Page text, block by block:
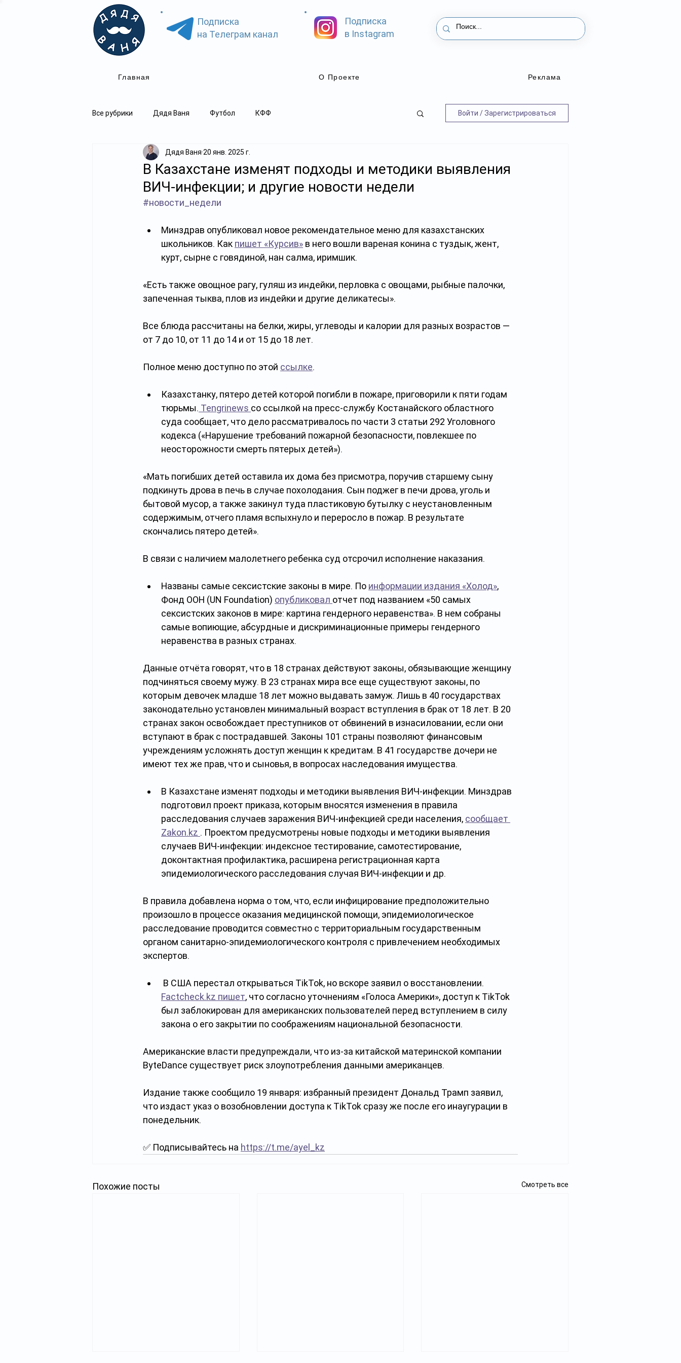
Подписка
на Телеграм канал
Главная
Подписка
в Instagram
О Проекте Реклама
Все рубрики Дядя Ваня Футбол КФФ Войти / Зарегистрироваться
В Казахстане изменят подходы и методики выявления
ВИЧ-инфекции; и другие новости недели
Дядя Ваня 20 янв. 2025 г.
#новости_недели
Минздрав опубликовал новое рекомендательное меню для казахстанских
школьников. Как пишет «Курсив» в него вошли вареная конина с туздык, жент,
курт, сырне с говядиной, нан салма, иримшик.
«Есть также овощное рагу, гуляш из индейки, перловка с овощами, рыбные палочки,
запеченная тыква, плов из индейки и другие деликатесы».
Все блюда рассчитаны на белки, жиры, углеводы и калории для разных возрастов —
от 7 до 10, от 11 до 14 и от 15 до 18 лет.
Полное меню доступно по этой ссылке.
Казахстанку, пятеро детей которой погибли в пожаре, приговорили к пяти годам
тюрьмы. Tengrinews со ссылкой на пресс-службу Костанайского областного
суда сообщает, что дело рассматривалось по части 3 статьи 292 Уголовного
кодекса («Нарушение требований пожарной безопасности, повлекшее по
неосторожности смерть пятерых детей»).
«Мать погибших детей оставила их дома без присмотра, поручив старшему сыну
подкинуть дрова в печь в случае похолодания. Сын поджег в печи дрова, уголь и
бытовой мусор, а также закинул туда пластиковую бутылку с неустановленным
содержимым, отчего пламя вспыхнуло и переросло в пожар. В результате
скончались пятеро детей».
В связи с наличием малолетнего ребенка суд отсрочил исполнение наказания.
Названы самые сексистские законы в мире. По информации издания «Холод»,
Фонд ООН (UN Foundation) опубликовал отчет под названием «50 самых
сексистских законов в мире: картина гендерного неравенства». В нем собраны
самые вопиющие, абсурдные и дискриминационные примеры гендерного
неравенства в разных странах.
Данные отчёта говорят, что в 18 странах действуют законы, обязывающие женщину
подчиняться своему мужу. В 23 странах мира все еще существуют законы, по
которым девочек младше 18 лет можно выдавать замуж. Лишь в 40 государствах
законодательно установлен минимальный возраст вступления в брак от 18 лет. В 20
странах закон освобождает преступников от обвинений в изнасиловании, если они
вступают в брак с пострадавшей. Законы 101 страны позволяют финансовым
учреждениям усложнять доступ женщин к кредитам. В 41 государстве дочери не
имеют тех же прав, что и сыновья, в вопросах наследования имущества.
В Казахстане изменят подходы и методики выявления ВИЧ-инфекции. Минздрав
подготовил проект приказа, которым вносятся изменения в правила
расследования случаев заражения ВИЧ-инфекцией среди населения, сообщает
Zakon.kz . Проектом предусмотрены новые подходы и методики выявления
случаев ВИЧ-инфекции: индексное тестирование, самотестирование,
доконтактная профилактика, расширена регистрационная карта
эпидемиологического расследования случая ВИЧ-инфекции и др.
В правила добавлена норма о том, что, если инфицирование предположительно
произошло в процессе оказания медицинской помощи, эпидемиологическое
расследование проводится совместно с территориальным государственным
органом санитарно-эпидемиологического контроля с привлечением необходимых
экспертов.
В США перестал открываться TikTok, но вскоре заявил о восстановлении.
Factcheck.kz пишет, что согласно уточнениям «Голоса Америки», доступ к TikTok
был заблокирован для американских пользователей перед вступлением в силу
закона о его закрытии по соображениям национальной безопасности.
Американские власти предупреждали, что из-за китайской материнской компании
ByteDance существует риск злоупотребления данными американцев.
Издание также сообщило 19 января: избранный президент Дональд Трамп заявил,
что издаст указ о возобновлении доступа к TikTok сразу же после его инаугурации в
понедельник.
✅ Подписывайтесь на https://t.me/ayel_kz
Похожие посты Смотреть все